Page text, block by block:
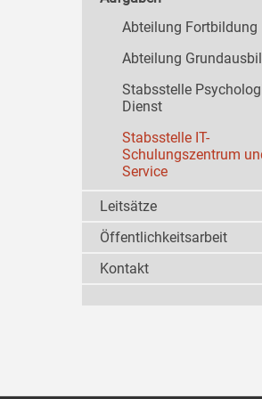
Abteilung Fortbildung
Abteilung
Stabsstelle
Dienst
Stabsstelle IT-
Schulungszentrum
Service
Leitsätze
Öffentlichkeitsarbeit
Kontakt